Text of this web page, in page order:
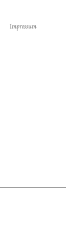
Impressum